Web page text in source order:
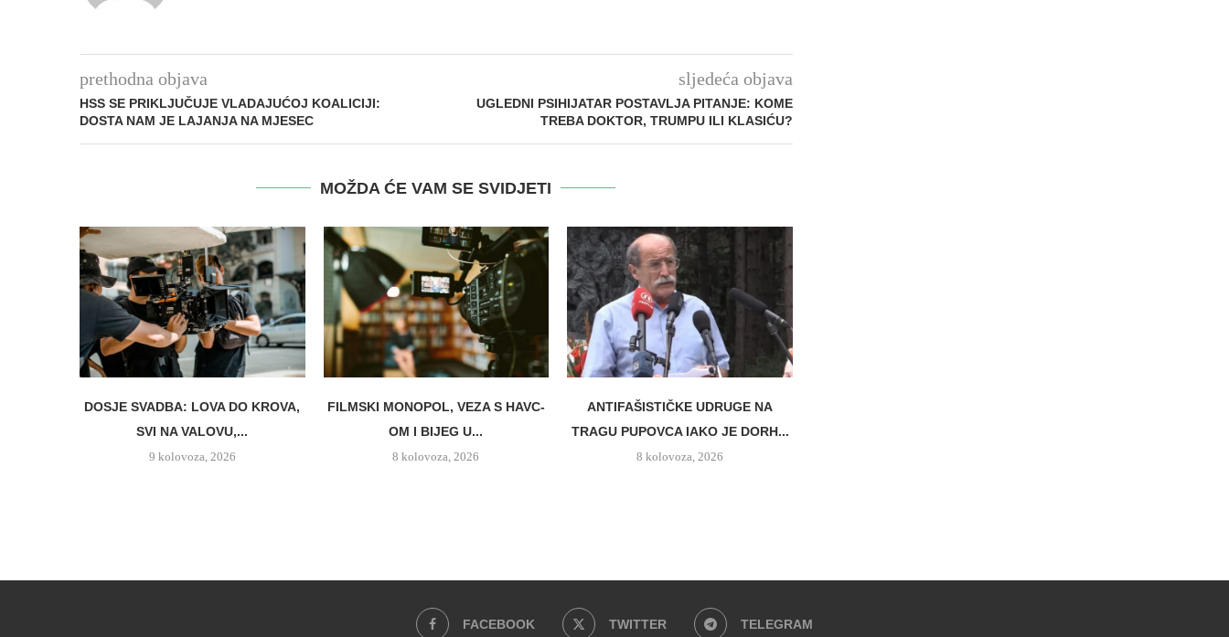
prethodna objava
HSS SE PRIKLJUČUJE VLADAJUĆOJ KOALICIJI:
DOSTA NAM JE LAJANJA NA MJESEC
sljedeća objava
UGLEDNI PSIHIJATAR POSTAVLJA PITANJE: KOME
TREBA DOKTOR, TRUMPU ILI KLASIĆU?
MOŽDA ĆE VAM SE SVIDJETI
DOSJE SVADBA: LOVA DO KROVA,
SVI NA VALOVU,...
9 kolovoza, 2026
FILMSKI MONOPOL, VEZA S HAVC-
OM I BIJEG U...
8 kolovoza, 2026
ANTIFAŠISTIČKE UDRUGE NA
TRAGU PUPOVCA IAKO JE DORH...
8 kolovoza, 2026
FACEBOOK TWITTER TELEGRAM